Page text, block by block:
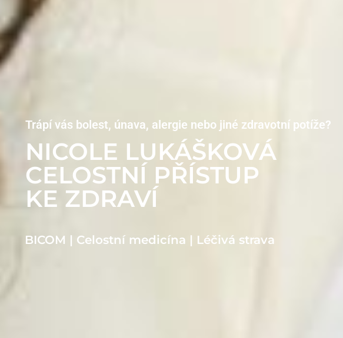
Trápí vás bolest, únava, alergie nebo jiné zdravotní potíže?
NICOLE LUKÁŠKOVÁ
CELOSTNÍ PŘÍSTUP
KE ZDRAVÍ
BICOM | Celostní medicína | Léčivá strava